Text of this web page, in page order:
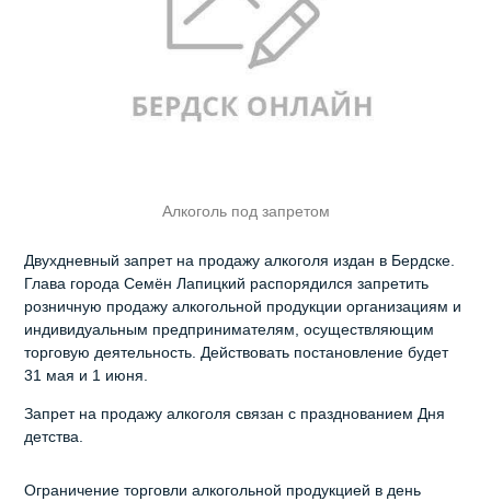
Алкоголь под запретом
Двухдневный запрет на продажу алкоголя издан в Бердске.
Глава города Семён Лапицкий распорядился запретить
розничную продажу алкогольной продукции организациям и
индивидуальным предпринимателям, осуществляющим
торговую деятельность. Действовать постановление будет
31 мая и 1 июня.
Запрет на продажу алкоголя связан с празднованием Дня
детства.
Ограничение торговли алкогольной продукцией в день